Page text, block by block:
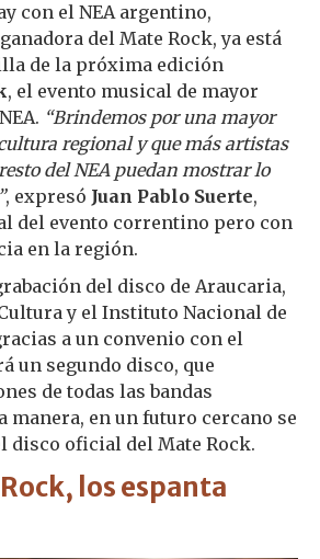
con el NEA argentino,
del Mate Rock, ya está
de la próxima edición
, el evento musical de mayor
“Brindemos por una mayor
regional y que más artistas
del NEA puedan mostrar lo
, expresó Juan Pablo Suerte,
del evento correntino pero con
en la región.
del disco de Araucaria,
y el Instituto Nacional de
a un convenio con el
un segundo disco, que
de todas las bandas
manera, en un futuro cercano se
disco oficial del Mate Rock.
los espanta